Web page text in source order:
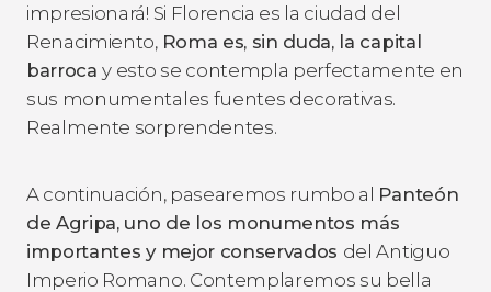
impresionará! Si Florencia es la ciudad del
Renacimiento, Roma es, sin duda, la capital
barrocay esto se contempla perfectamente en
sus monumentales fuentes decorativas.
Realmente sorprendentes.
A continuación, pasearemos rumbo al Panteón
de Agripa, uno de los monumentos más
importantes y mejor conservados del Antiguo
Imperio Romano. Contemplaremos su bella